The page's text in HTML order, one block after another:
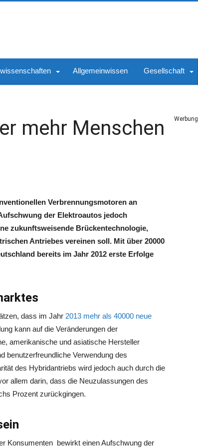
Allgemeinwissen Gesellschaft
mehr Menschen
Werbung
Verbrennungsmotoren an
der Elektroautos jedoch
zukunftsweisende Brückentechnologie,
Antriebes vereinen soll. Mit über 20000
bereits im Jahr 2012 erste Erfolge
dass im Jahr 2013 mehr als 40000 neue
kann auf die Veränderungen der
amerikanische und asiatische Hersteller
benutzerfreundliche Verwendung des
des Hybridantriebs wird jedoch auch durch die
allem darin, dass die Neuzulassungen des
Prozent zurückgingen.
Konsumenten bewirkt einen Aufschwung der